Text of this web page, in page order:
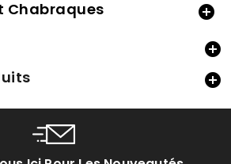
Chabraques 

